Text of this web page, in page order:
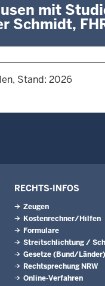
mit
Schmidt,
Stand: 2026
RECHTS-INFOS
Zeugen
Kostenrechner/Hilfen
Formulare
Streitschlichtung /
Gesetze (Bund/Länder)
Rechtsprechung NRW
Online-Verfahren